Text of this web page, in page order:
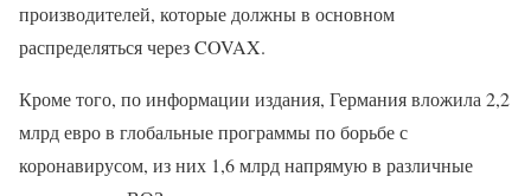
производителей, которые должны в основном
распределяться через COVAX.
Кроме того, по информации издания, Германия вложила 2,2
млрд евро в глобальные программы по борьбе с
коронавирусом, из них 1,6 млрд напрямую в различные